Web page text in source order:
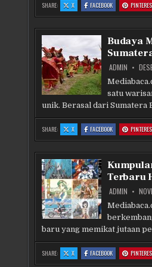
SHARE: X:
PENATAAN
KAWASAN
BUDAYA
NASIONAL
FACEBOOK:
PENATAAN
KAWASAN
BUDAYA
MUARAJAMBI
Budaya
ADMIN
satu
unik. Berasal dari Sumatera
SHARE: X:
BUDAYA
MINANG
TRADISI
SUMATERA
BARAT
FACEBOOK:
BUDAYA
MINANG
TRADISI
BARAT
Terbaru
ADMIN
baru yang memikat jutaan
SHARE: X:
KUMPULAN
BERITA
FACEBOOK:
KUMPULAN
BERITA